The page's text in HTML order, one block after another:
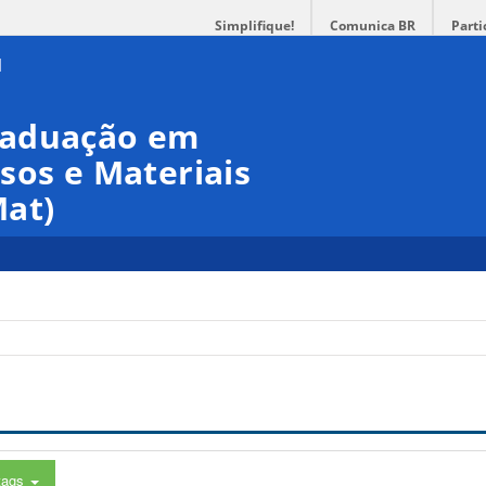
Simplifique! Comunica BR
em
e Materiais